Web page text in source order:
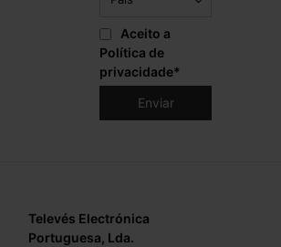
Aceito a
Política de
privacidade*
Televés Electrónica
Portuguesa, Lda.